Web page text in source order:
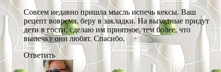
Совсем недавно пришла мысль испечь кексы. Ваш
рецепт вовремя, беру в закладки. На выходные придут
дети в гости, сделаю им приятное, тем более, что
выпечку они любят. Спасибо.
Ответить